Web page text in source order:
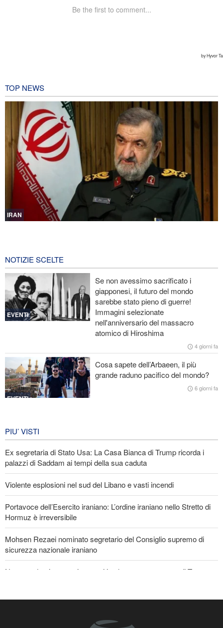
TOP NEWS
IRAN
Nota conduttrice americana critica le promesse vuote di Trump
Ex Segretario alla Guerra di Trump: «L’Iran ha il sopravvento nella
guerra»
Il prezzo del petrolio torna a salire
Stallo nei negoziati tra il governo libanese e il regime sionista
NOTIZIE SCELTE
EVENTI
Se non avessimo sacrificato i
giapponesi, il futuro del mondo
sarebbe stato pieno di guerre!
Immagini selezionate
nell'anniversario del massacro
atomico di Hiroshima
4 giorni fa
EVENTI
Cosa sapete dell’Arbaeen, il più
grande raduno pacifico del mondo?
6 giorni fa
EVENTI
PIU’ VISTI
Ex segretaria di Stato Usa: La Casa Bianca di Trump ricorda i
palazzi di Saddam ai tempi della sua caduta
Violente esplosioni nel sud del Libano e vasti incendi
Portavoce dell’Esercito iraniano: L’ordine iraniano nello Stretto di
Hormuz è irreversibile
Mohsen Rezaei nominato segretario del Consiglio supremo di
sicurezza nazionale iraniano
Nota conduttrice americana critica le promesse vuote di Trump
Il prezzo del petrolio torna a salire